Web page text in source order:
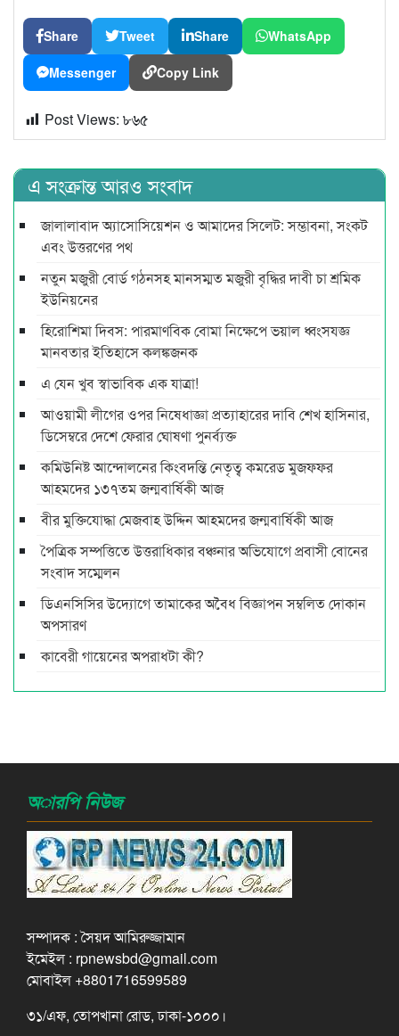
Share Tweet Share WhatsApp
Messenger Copy Link
Post Views: ৮৬৫
এ সংক্রান্ত আরও সংবাদ
জালালাবাদ অ্যাসোসিয়েশন ও আমাদের সিলেট: সম্ভাবনা, সংকট
এবং উত্তরণের পথ
নতুন মজুরী বোর্ড গঠনসহ মানসম্মত মজুরী বৃদ্ধির দাবী চা শ্রমিক
ইউনিয়নের
হিরোশিমা দিবস: পারমাণবিক বোমা নিক্ষেপে ভয়াল ধ্বংসযজ্ঞ
মানবতার ইতিহাসে কলঙ্কজনক
এ যেন খুব স্বাভাবিক এক যাত্রা!
আওয়ামী লীগের ওপর নিষেধাজ্ঞা প্রত্যাহারের দাবি শেখ হাসিনার,
ডিসেম্বরে দেশে ফেরার ঘোষণা পুনর্ব্যক্ত
কমিউনিষ্ট আন্দোলনের কিংবদন্তি নেতৃত্ব কমরেড মুজফ্ফর
আহমদের ১৩৭তম জন্মবার্ষিকী আজ
বীর মুক্তিযোদ্ধা মেজবাহ উদ্দিন আহমদের জন্মবার্ষিকী আজ
পৈত্রিক সম্পত্তিতে উত্তরাধিকার বঞ্চনার অভিযোগে প্রবাসী বোনের
সংবাদ সম্মেলন
ডিএনসিসির উদ্যোগে তামাকের অবৈধ বিজ্ঞাপন সম্বলিত দোকান
অপসারণ
কাবেরী গায়েনের অপরাধটা কী?
অারপি নিউজ
সম্পাদক : সৈয়দ আমিরুজ্জামান
ইমেইল : rpnewsbd@gmail.com
মোবাইল +8801716599589
৩১/এফ, তোপখানা রোড, ঢাকা-১০০০।